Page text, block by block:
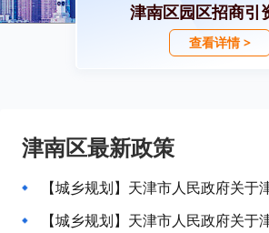
津南区园区招商引
查看详情 >
津南区最新政策